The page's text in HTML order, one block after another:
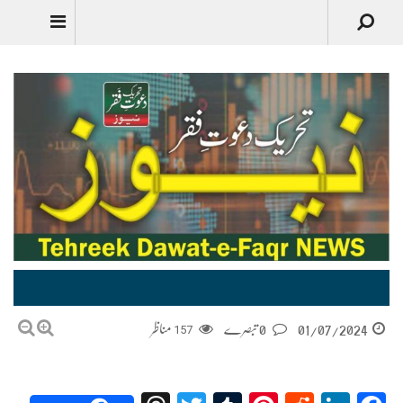
01/07/2024
157 مناظر